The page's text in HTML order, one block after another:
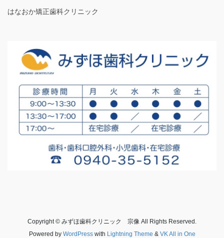
はなおか矯正歯科クリニック
Copyright © みずほ歯科クリニック 宗像 All Rights Reserved.
Powered by WordPresswith Lightning Theme & VK All in One